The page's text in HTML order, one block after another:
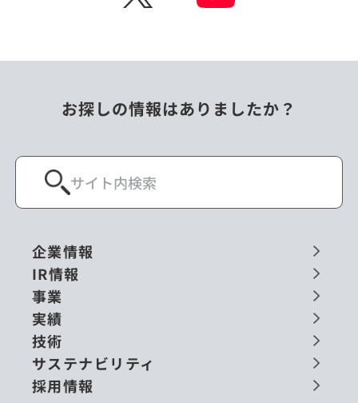
お探しの情報はありましたか？
企業情報
IR情報
事業
実績
技術
サステナビリティ
採用情報